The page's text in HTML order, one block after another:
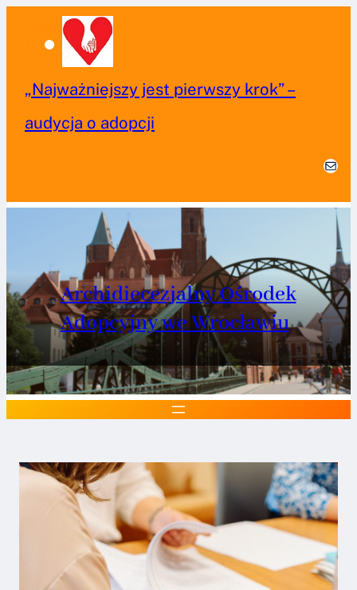
TREŚCI
„Najważniejszy jest pierwszy krok” –
audycja o adopcji
MAIL
Archidiecezjalny Ośrodek
Adopcyjny we Wrocławiu